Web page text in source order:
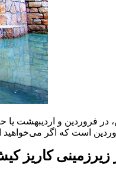
در فروردین و اردیبهشت
است که اگر می‌خواهید
کاریز